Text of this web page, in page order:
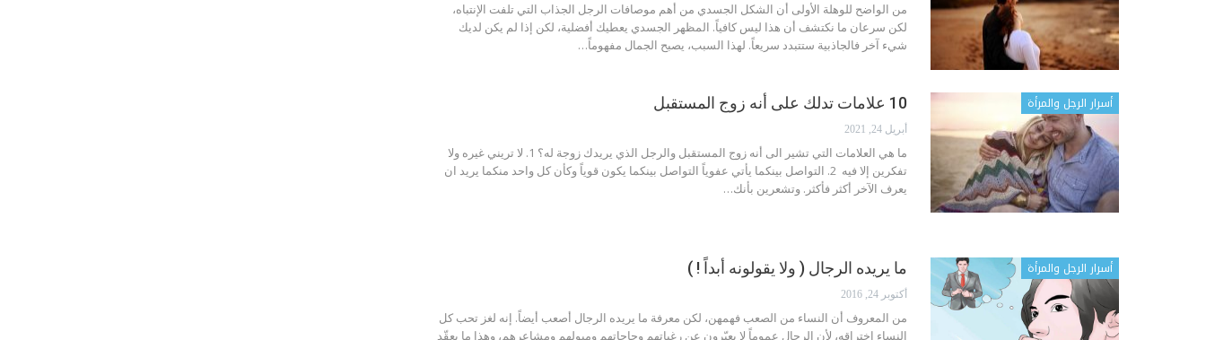
من الواضح للوهلة الأولى أن الشكل الجسدي من أهم موصافات الرجل الجذاب التي تلفت الإنتباه،
لكن سرعان ما نكتشف أن هذا ليس كافياً. المظهر الجسدي يعطيك أفضلية، لكن إذا لم يكن لديك
شيء آخر فالجاذبية ستتبدد سريعاً. لهذا السبب، يصبح الجمال مفهوماً…
أسرار الرجل والمرأة 10 علامات تدلك على أنه زوج المستقبل
أبريل 24, 2021
ما هي العلامات التي تشير الى أنه زوج المستقبل والرجل الذي يريدك زوجة له؟
1. لا تريني غيره ولا
تفكرين إلا فيه
التواصل بينكما يكون قوياً وكأن كل واحد منكما يريد ان
يعرف الآخر أكثر فأكثر. وتشعرين بأنك…
أسرار الرجل والمرأة ما يريده الرجال ( ولا يقولونه أبداً ! )
أكتوبر 24, 2016
من المعروف أن النساء من الصعب فهمهن، لكن معرفة ما يريده الرجال أصعب أيضاً. إنه لغز تحب كل
النساء اختراقه، لأن الرجال عموماً لا يعبّرون عن رغباتهم وحاجاتهم وميولهم ومشاعرهم، وهذا ما يعقّد